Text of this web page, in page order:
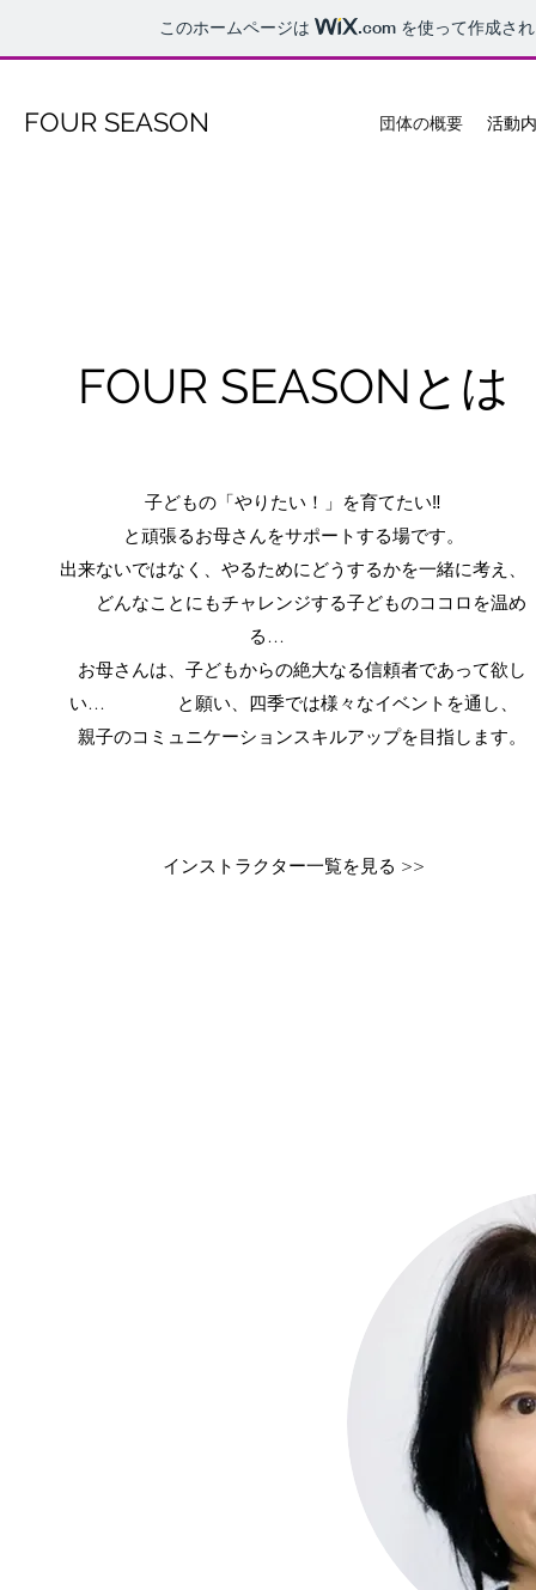
このホームページは .com を使って作成さ
FOUR SEASON 団体の概要 活動
FOUR SEASONとは​​
子どもの「やりたい！」を育てたい‼
と頑張るお母さんをサポートする場です。
出来ないではなく、やるためにどうするかを一緒に考え、
どんなことにもチャレンジする子どものココロを温め
る…
お母さんは、子どもからの絶大なる信頼者であって欲し
い… と願い、四季では様々なイベントを通し、
親子のコミュニケーションスキルアップを目指します。
インストラクター一覧を見る >>